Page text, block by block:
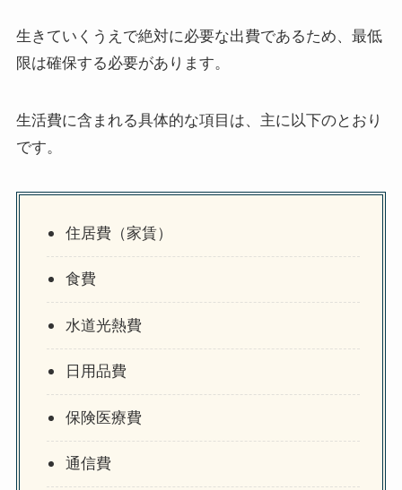
生きていくうえで絶対に必要な出費であるため、最低
限は確保する必要があります。
生活費に含まれる具体的な項目は、主に以下のとおり
です。
住居費（家賃）
食費
水道光熱費
日用品費
保険医療費
通信費